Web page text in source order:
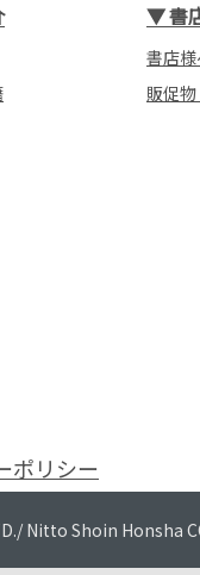
▼書
書店
販促
ポリシー
Nitto Shoin Honsha